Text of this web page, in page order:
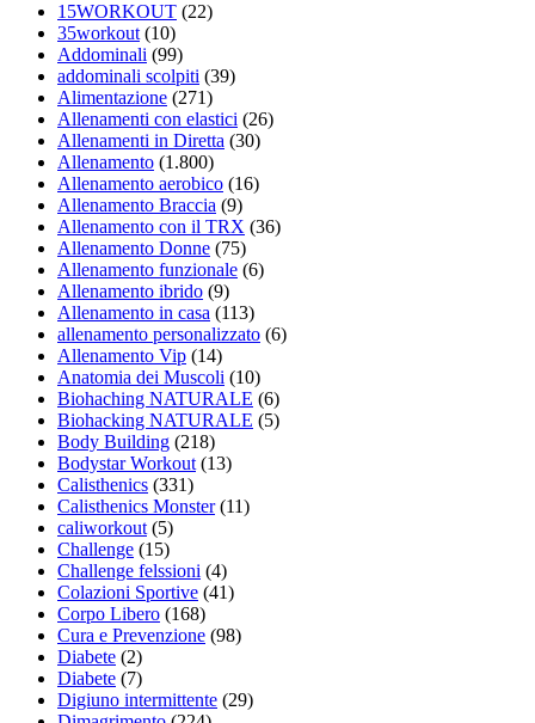
15WORKOUT (22)
35workout(10)
Addominali (99)
addominali scolpiti (39)
Alimentazione (271)
Allenamenti con elastici (26)
Allenamenti in Diretta (30)
Allenamento (1.800)
Allenamento aerobico (16)
Allenamento Braccia (9)
Allenamento con il TRX (36)
Allenamento Donne (75)
Allenamento funzionale (6)
Allenamento ibrido (9)
Allenamento in casa (113)
allenamento personalizzato (6)
Allenamento Vip (14)
Anatomia dei Muscoli (10)
Biohaching NATURALE (6)
Biohacking NATURALE (5)
Body Building (218)
Bodystar Workout(13)
Calisthenics (331)
Calisthenics Monster(11)
caliworkout(5)
Challenge (15)
Challenge felssioni (4)
Colazioni Sportive (41)
Corpo Libero (168)
Cura e Prevenzione (98)
Diabete (2)
Diabete (7)
Digiuno intermittente (29)